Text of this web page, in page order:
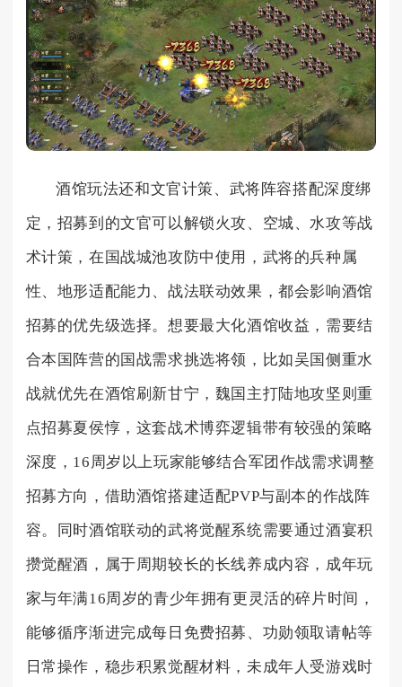
酒馆玩法还和文官计策、武将阵容搭配深度绑
定，招募到的文官可以解锁火攻、空城、水攻等战
术计策，在国战城池攻防中使用，武将的兵种属
性、地形适配能力、战法联动效果，都会影响酒馆
招募的优先级选择。想要最大化酒馆收益，需要结
合本国阵营的国战需求挑选将领，比如吴国侧重水
战就优先在酒馆刷新甘宁，魏国主打陆地攻坚则重
点招募夏侯惇，这套战术博弈逻辑带有较强的策略
深度，16周岁以上玩家能够结合军团作战需求调整
招募方向，借助酒馆搭建适配PVP与副本的作战阵
容。同时酒馆联动的武将觉醒系统需要通过酒宴积
攒觉醒酒，属于周期较长的长线养成内容，成年玩
家与年满16周岁的青少年拥有更灵活的碎片时间，
能够循序渐进完成每日免费招募、功勋领取请帖等
日常操作，稳步积累觉醒材料，未成年人受游戏时